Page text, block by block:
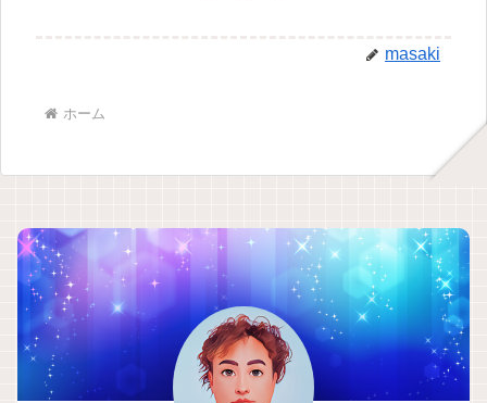
masaki
ホーム